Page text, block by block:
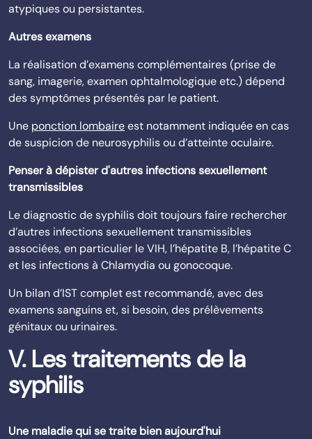
atypiques ou persistantes.
Autres examens
La réalisation d’examens complémentaires (prise de
sang, imagerie, examen ophtalmologique etc.) dépend
des symptômes présentés par le patient.
Une ponction lombaireest notamment indiquée en cas
de suspicion de neurosyphilis ou d’atteinte oculaire.
Penser à dépister d'autres infections sexuellement
transmissibles
Le diagnostic de syphilis doit toujours faire rechercher
d’autres infections sexuellement transmissibles
associées, en particulier le VIH, l’hépatite B, l’hépatite C
et les infections à Chlamydia ou gonocoque.
Un bilan d’IST complet est recommandé, avec des
examens sanguins et, si besoin, des prélèvements
génitaux ou urinaires.
V. Les traitements de la
syphilis
Une maladie qui se traite bien aujourd'hui